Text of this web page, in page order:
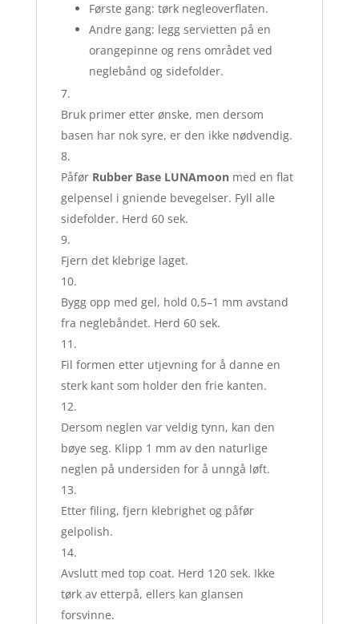
Første gang: tørk negleoverflaten.
Andre gang: legg servietten på en
orangepinne og rens området ved
neglebånd og sidefolder.
Bruk primer etter ønske, men dersom
basen har nok syre, er den ikke nødvendig.
Påfør Rubber Base LUNAmoonmed en flat
gelpensel i gniende bevegelser. Fyll alle
sidefolder. Herd 60 sek.
Fjern det klebrige laget.
Bygg opp med gel, hold 0,5–1 mm avstand
fra neglebåndet. Herd 60 sek.
Fil formen etter utjevning for å danne en
sterk kant som holder den frie kanten.
Dersom neglen var veldig tynn, kan den
bøye seg. Klipp 1 mm av den naturlige
neglen på undersiden for å unngå løft.
Etter filing, fjern klebrighet og påfør
gelpolish.
Avslutt med top coat. Herd 120 sek. Ikke
tørk av etterpå, ellers kan glansen
forsvinne.